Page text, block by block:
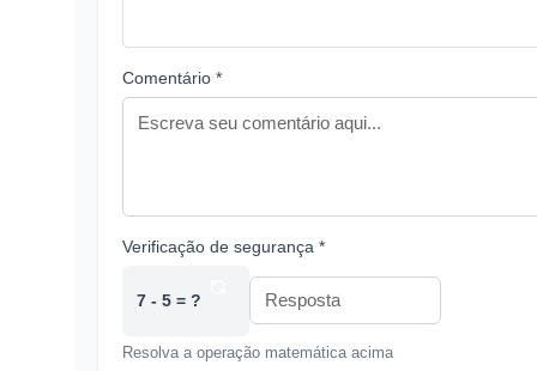
Comentário *
Verificação de segurança *
7 - 5 = ?
Resolva a operação matemática acima